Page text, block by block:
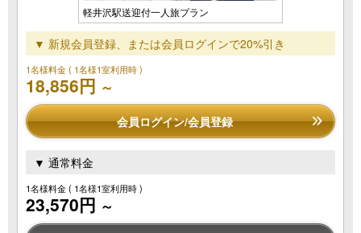
軽井沢駅送迎付一人旅プラン
▼ 新規会員登録、または会員ログインで20%引き
1名様料金( 1名様1室利用時 )
18,856円 ～
会員ログイン/会員登録
▼ 通常料金
1名様料金( 1名様1室利用時 )
23,570円 ～